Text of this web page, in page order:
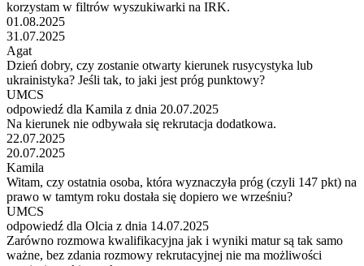
korzystam w filtrów wyszukiwarki na IRK.
01.08.2025
31.07.2025
Agat
Dzień dobry, czy zostanie otwarty kierunek rusycystyka lub
ukrainistyka? Jeśli tak, to jaki jest próg punktowy?
UMCS
odpowiedź dla Kamila z dnia 20.07.2025
Na kierunek nie odbywała się rekrutacja dodatkowa.
22.07.2025
20.07.2025
Kamila
Witam, czy ostatnia osoba, która wyznaczyła próg (czyli 147 pkt) na
prawo w tamtym roku dostała się dopiero we wrześniu?
UMCS
odpowiedź dla Olcia z dnia 14.07.2025
Zarówno rozmowa kwalifikacyjna jak i wyniki matur są tak samo
ważne, bez zdania rozmowy rekrutacyjnej nie ma możliwości